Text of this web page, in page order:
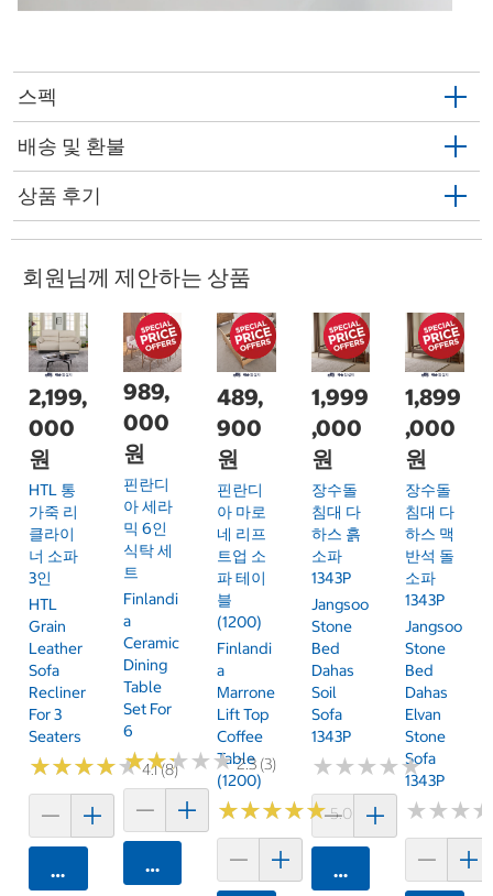
스펙
배송 및 환불
상품 후기
회원님께 제안하는 상품
2,199,
000
원
HTL 통
가죽 리
클라이
너 소파
3인
HTL
Grain
Leather
Sofa
Recliner
For 3
Seaters
★★★★★
★★★★★4.1 (8)
카트에 담기
989,
000
원
핀란디
아 세라
믹 6인
식탁 세
트
Finlandi
A
Ceramic
Dining
Table
Set For
6
★★★★★
★★★★★2.3 (3)
카트에 담기
489,
900
원
핀란디
아 마로
네 리프
트업 소
파 테이
블
(1200)
Finlandi
A
Marrone
Lift Top
Coffee
Table
(1200)
★★★★★
★★★★★5.0 (1)
1,999
,000
원
장수돌
침대 다
하스 흙
소파
1343P
Jangsoo
Stone
Bed
Dahas
Soil
Sofa
1343P
★★★★★
★★★★★
카트에 담기
1,899
,000
원
장수돌
침대 다
하스 맥
반석 돌
소파
1343P
Jangsoo
Stone
Bed
Dahas
Elvan
Stone
Sofa
1343P
★★★
★★★